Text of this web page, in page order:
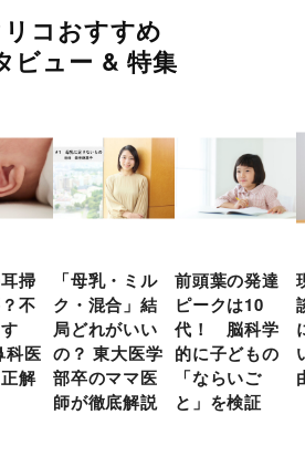
コおすすめ
ビュー & 特集
掃
不
科医
解
「母乳・ミル
ク・混合」結
局どれがいい
の？ 東大医学
部卒のママ医
師が徹底解説
前頭葉の発達
ピークは10
代！ 脳科学
的に子どもの
「ならいご
と」を検証